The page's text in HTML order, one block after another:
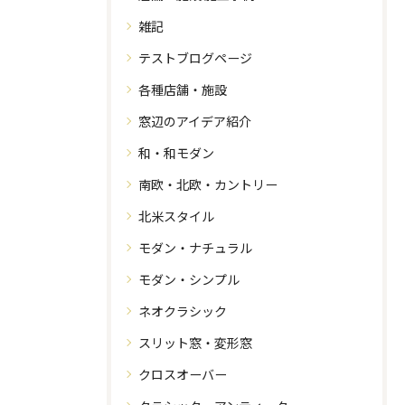
雑記
テストブログページ
各種店舗・施設
窓辺のアイデア紹介
和・和モダン
南欧・北欧・カントリー
北米スタイル
モダン・ナチュラル
モダン・シンプル
ネオクラシック
スリット窓・変形窓
クロスオーバー